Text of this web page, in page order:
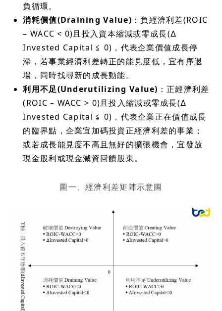
負循環。
消耗價值(Draining Value) ：負經濟利差(ROIC
– WACC < 0)且投入資本縮減或零成長(∆
Invested Capital ≦ 0)，代表企業價值成長停
滯，若事業經濟利差轉正的能見度低，宜有序退
場，同時找尋新的成長動能。
利用不足(Underutilizing Value) ：正經濟利差
(ROIC – WACC > 0)且投入縮減或零成長(∆
Invested Capital ≦ 0)，代表企業正在價值成長
的臨界點，企業宜加碼投資正經濟利差的事業；
或若成長能見度不高且無好的擴張機會，宜發放
現金股利或現金減資回饋股東。
圖一、經濟利差矩陣示意圖